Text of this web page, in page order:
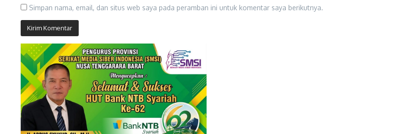
Simpan nama, email, dan situs web saya pada peramban ini untuk komentar saya berikutnya.